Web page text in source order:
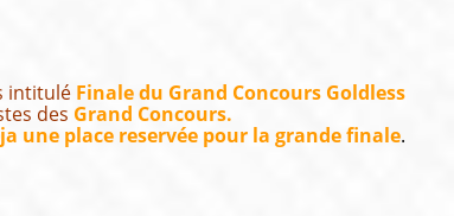
intitulé Finale du Grand Concours Goldless
des Grand Concours.
une place reservée pour la grande finale.